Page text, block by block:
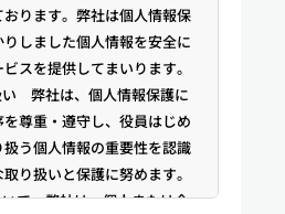
ります。弊社は個人情報保
しました個人情報を安全に
スを提供してまいります。
い 弊社は、個人情報保護に
尊重・遵守し、役員はじめ
う個人情報の重要性を認識
り扱いと保護に努めます。
て 弊社は、個人または企